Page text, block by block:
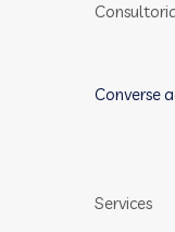
Converse
Services